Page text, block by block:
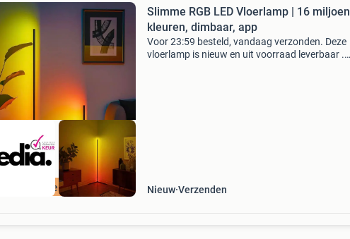
Beoordeeld met 9+
Slimme RGB LED Vloerlamp | 16 miljoen
kleuren, dimbaar, app
Voor 23:59 besteld, vandaag verzonden. Deze
vloerlamp is nieuw en uit voorraad leverbaar .
Nieuw Verzenden